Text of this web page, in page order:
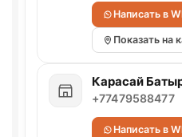
Написать в
Показать на
Карасай
+77479588477
Написать в